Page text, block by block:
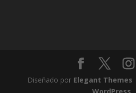
Diseñado por Elegant Themes